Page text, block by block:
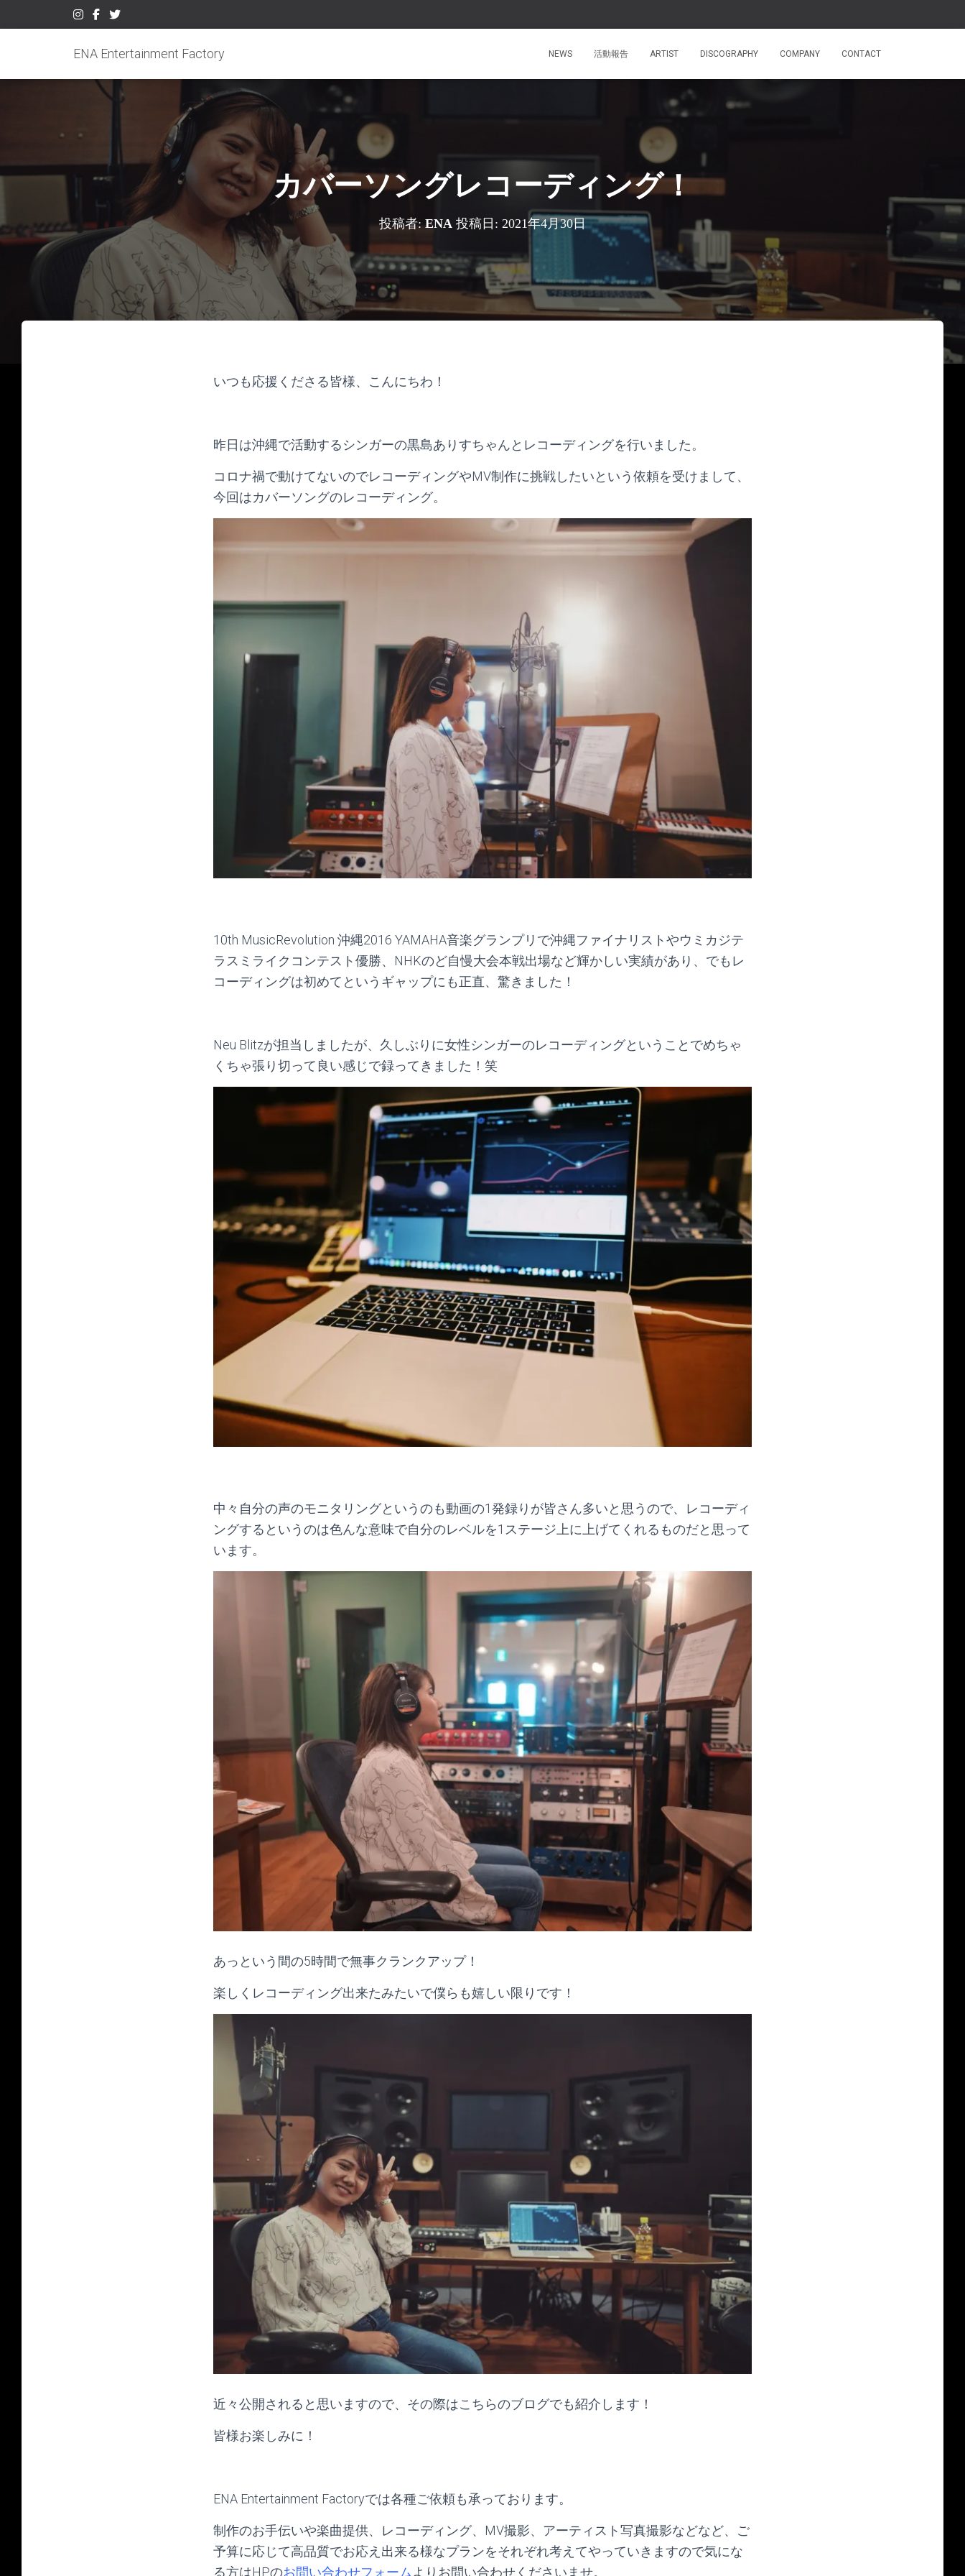
ENA Entertainment Factory NEWS 活動報告 ARTIST DISCOGRAPHY COMPANY CONTACT
カバーソングレコーディング！
投稿者:ENA 投稿日: 2021年4月30日
いつも応援くださる皆様、こんにちわ！
昨日は沖縄で活動するシンガーの黒島ありすちゃんとレコーディングを行いました。
コロナ禍で動けてないのでレコーディングやMV制作に挑戦したいという依頼を受けまして、
今回はカバーソングのレコーディング。
10th MusicRevolution 沖縄2016 YAMAHA音楽グランプリで沖縄ファイナリストやウミカジテ
ラスミライクコンテスト優勝、NHKのど自慢大会本戦出場など輝かしい実績があり、でもレ
コーディングは初めてというギャップにも正直、驚きました！
Neu Blitzが担当しましたが、久しぶりに女性シンガーのレコーディングということでめちゃ
くちゃ張り切って良い感じで録ってきました！笑
中々自分の声のモニタリングというのも動画の1発録りが皆さん多いと思うので、レコーディ
ングするというのは色んな意味で自分のレベルを1ステージ上に上げてくれるものだと思って
います。
あっという間の5時間で無事クランクアップ！
楽しくレコーディング出来たみたいで僕らも嬉しい限りです！
近々公開されると思いますので、その際はこちらのブログでも紹介します！
皆様お楽しみに！
ENA Entertainment Factoryでは各種ご依頼も承っております。
制作のお手伝いや楽曲提供、レコーディング、MV撮影、アーティスト写真撮影などなど、ご
予算に応じて高品質でお応え出来る様なプランをそれぞれ考えてやっていきますので気にな
る方はHPのお問い合わせフォームよりお問い合わせくださいませ。